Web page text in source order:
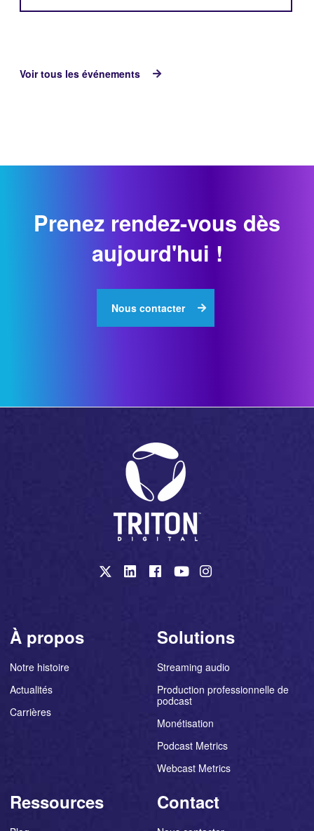
Voir tous les événements
Prenez rendez-vous dès
aujourd'hui !
Nous contacter
À propos
Notre histoire
Actualités
Carrières
Solutions
Streaming audio
Production professionnelle de
podcast
Monétisation
Podcast Metrics
Webcast Metrics
Ressources Contact